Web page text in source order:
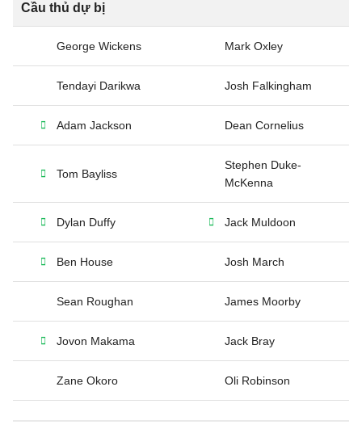
Cầu thủ dự bị
George Wickens Mark Oxley
Tendayi Darikwa Josh Falkingham
Adam Jackson Dean Cornelius
Tom Bayliss
Stephen Duke-
McKenna
Dylan Duffy Jack Muldoon
Ben House Josh March
Sean Roughan James Moorby
Jovon Makama Jack Bray
Zane Okoro Oli Robinson